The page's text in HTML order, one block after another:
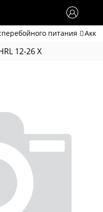
питания
12-26 X